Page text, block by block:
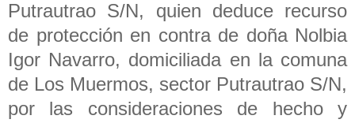
Putrautrao S/N, quien deduce recurso
de protección en contra de doña Nolbia
Igor Navarro, domiciliada en la comuna
de Los Muermos, sector Putrautrao S/N,
por las consideraciones de hecho y